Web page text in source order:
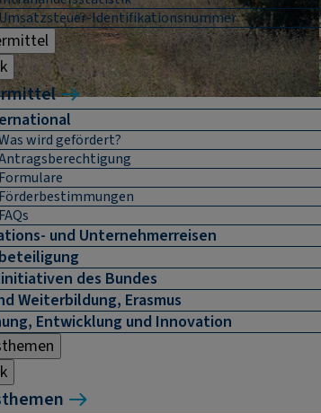
Umsatzsteuer-Identifikationsnummer
wird gefördert?
Formulare
Förderbestimmungen
FAQs
und Unternehmerreisen
des Bundes
Weiterbildung, Erasmus
Entwicklung und Innovation